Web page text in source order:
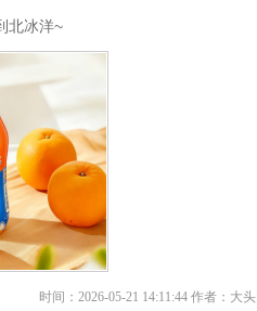
北冰洋~
时间：2026-05-21 14:11:44 作者：大头